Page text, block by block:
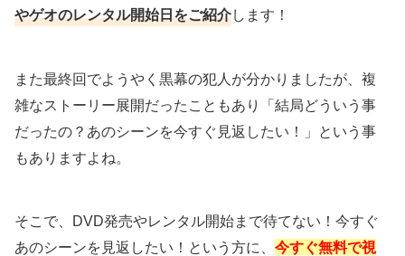
やゲオのレンタル開始日をご紹介します！
また最終回でようやく黒幕の犯人が分かりましたが、複
雑なストーリー展開だったこともあり「結局どういう事
だったの？あのシーンを今すぐ見返したい！」という事
もありますよね。
そこで、DVD発売やレンタル開始まで待てない！今すぐ
あのシーンを見返したい！という方に、今すぐ無料で視